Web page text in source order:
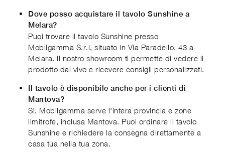
Dove posso acquistare il tavolo Sunshine a
Melara?
Puoi trovare il tavolo Sunshine presso
Mobilgamma S.r.l, situato in Via Paradello, 43 a
Melara. Il nostro showroom ti permette di vedere il
prodotto dal vivo e ricevere consigli personalizzati.
Il tavolo è disponibile anche per i clienti di
Mantova?
Sì, Mobilgamma serve l'intera provincia e zone
limitrofe, inclusa Mantova. Puoi ordinare il tavolo
Sunshine e richiedere la consegna direttamente a
casa tua nella tua zona.